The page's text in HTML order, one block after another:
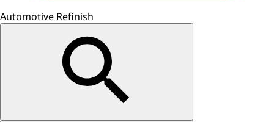
Automotive Refinish